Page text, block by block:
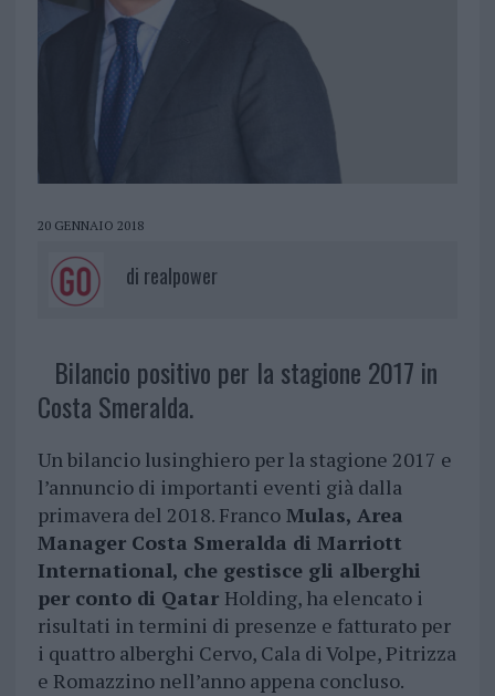
20 GENNAIO 2018
di realpower
Bilancio positivo per la stagione 2017 in
Costa Smeralda.
Un bilancio lusinghiero per la stagione 2017 e
l’annuncio di importanti eventi già dalla
primavera del 2018. FrancoMulas, Area
Manager Costa Smeralda di Marriott
International, che gestisce gli alberghi
per conto di Qatar Holding, ha elencato i
risultati in termini di presenze e fatturato per
i quattro alberghi Cervo, Cala di Volpe, Pitrizza
e Romazzino nell’anno appena concluso.